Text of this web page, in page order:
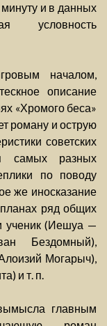
и в данных
условность
началом,
описание
«Хромого беса»
роману и острую
советских
самых разных
по поводу
же иносказание
ряд общих
ученик (Иешуа —
Бездомный),
Могарыч),
и т. п.
главным